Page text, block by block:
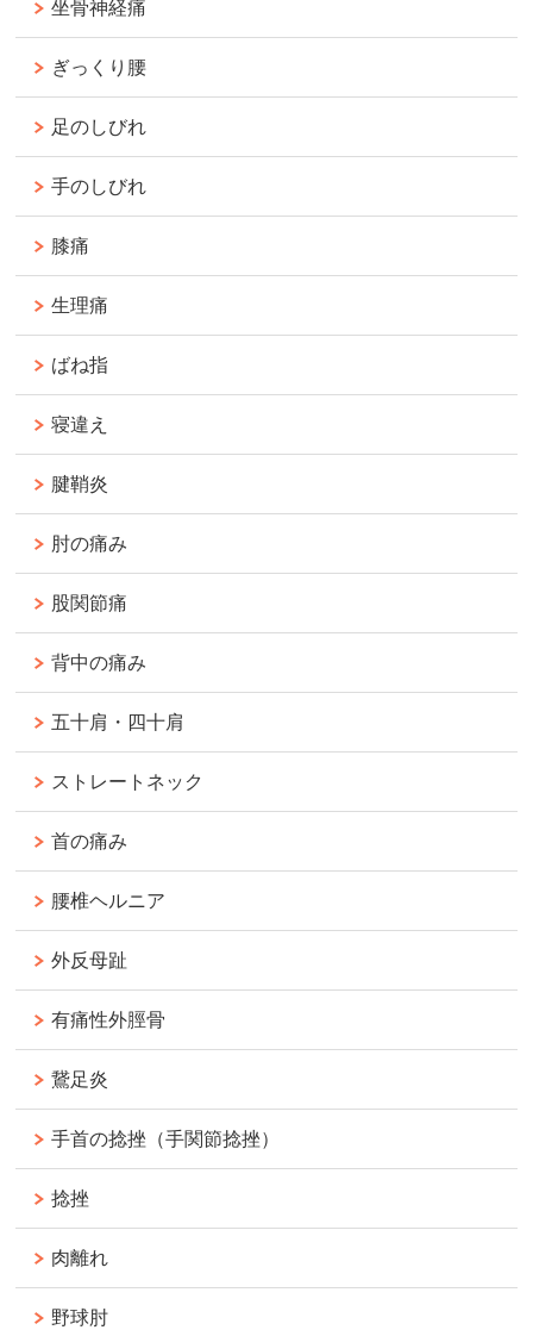
坐骨神経痛
ぎっくり腰
足のしびれ
手のしびれ
膝痛
生理痛
ばね指
寝違え
腱鞘炎
肘の痛み
股関節痛
背中の痛み
五十肩・四十肩
ストレートネック
首の痛み
腰椎ヘルニア
外反母趾
有痛性外脛骨
鵞足炎
手首の捻挫（手関節捻挫）
捻挫
肉離れ
野球肘